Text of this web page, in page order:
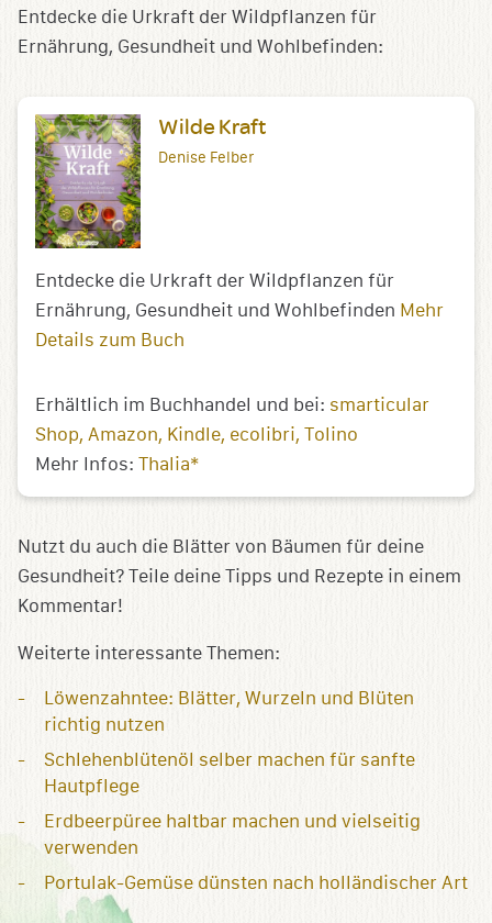
Entdecke die Urkraft der Wildpflanzen für
Ernährung, Gesundheit und Wohlbefinden:
Wilde Kraft
Denise Felber
Entdecke die Urkraft der Wildpflanzen für
Ernährung, Gesundheit und Wohlbefinden Mehr
Details zum Buch
Erhältlich im Buchhandel und bei: smarticular
Shop Amazon Kindle ecolibri Tolino
Mehr Infos: Thalia*
Nutzt du auch die Blätter von Bäumen für deine
Gesundheit? Teile deine Tipps und Rezepte in einem
Kommentar!
Weiterte interessante Themen:
Löwenzahntee: Blätter, Wurzeln und Blüten
richtig nutzen
Schlehenblütenöl selber machen für sanfte
Hautpflege
Erdbeerpüree haltbar machen und vielseitig
verwenden
Portulak-Gemüse dünsten nach holländischer Art